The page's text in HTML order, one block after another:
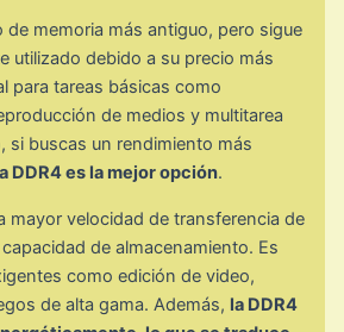
de memoria más antiguo, pero sigue
utilizado debido a su precio más
para tareas básicas como
de medios y multitarea
si buscas un rendimiento más
DDR4 es la mejor opción.
mayor velocidad de transferencia de
de almacenamiento. Es
como edición de video,
de alta gama. Además, la DDR4